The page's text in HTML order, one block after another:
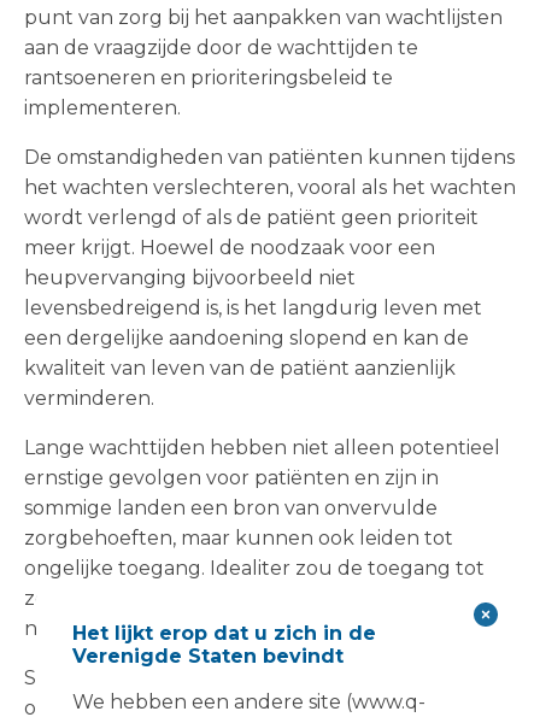
punt van zorg bij het aanpakken van wachtlijsten
aan de vraagzijde door de wachttijden te
rantsoeneren en prioriteringsbeleid te
implementeren.
De omstandigheden van patiënten kunnen tijdens
het wachten verslechteren, vooral als het wachten
wordt verlengd of als de patiënt geen prioriteit
meer krijgt. Hoewel de noodzaak voor een
heupvervanging bijvoorbeeld niet
levensbedreigend is, is het langdurig leven met
een dergelijke aandoening slopend en kan de
kwaliteit van leven van de patiënt aanzienlijk
verminderen.
Lange wachttijden hebben niet alleen potentieel
ernstige gevolgen voor patiënten en zijn in
sommige landen een bron van onvervulde
zorgbehoeften, maar kunnen ook leiden tot
ongelijke toegang. Idealiter zou de toegang tot
zorg gebaseerd moeten zijn op de behoefte en
niet op de mogelijkheid om te betalen.
Sommige patiënten zullen onvermijdelijk meer
opties hebben dan andere, en op internationale
Het lijkt erop dat u zich in de
Verenigde Staten bevindt
We hebben een andere site (www.q-